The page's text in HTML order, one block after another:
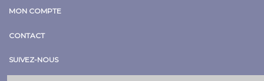
MON COMPTE
CONTACT
SUIVEZ-NOUS